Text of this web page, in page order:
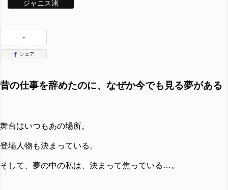
ジャニス渚
-
シェア
昔の仕事を辞めたのに、なぜか今でも見る夢がある
舞台はいつもあの場所。
登場人物も決まっている。
そして、夢の中の私は、決まって焦っている…。